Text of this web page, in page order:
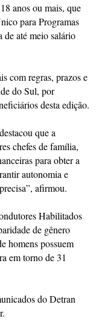
anos ou mais, que
para Programas
de até meio salário
com regras, prazos e
do Sul, por
desta edição.
que a
chefes de família,
para obter a
autonomia e
afirmou.
Habilitados
de gênero
homens possuem
em torno de 31
do Detran